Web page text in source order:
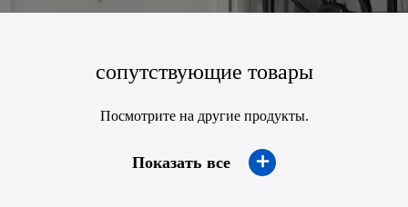
сопутствующие товары
Посмотрите на другие продукты.
Показать все ＋